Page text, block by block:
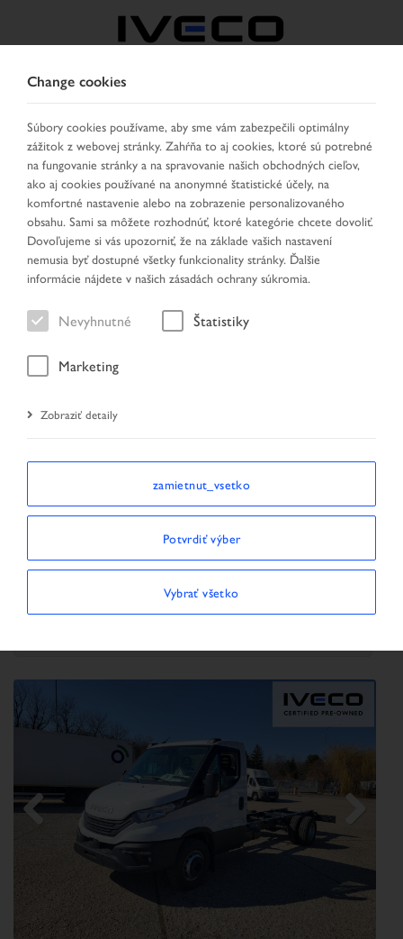
CZECH REPUBLIC /
SLOVAKIA
VYBRAŤ KRAJINU ZMENIŤ JAZYK
Toggle
navigation
MENU
Výsledok hľadania
Úvodná stránka
TRIEDIŤ PODĽA
ZOBRAZUJÚ SA 20 VOZIDLÁ
Next
Change cookies
Súbory cookies používame, aby sme vám zabezpečili optimálny
zážitok z webovej stránky. Zahŕňa to aj cookies, ktoré sú potrebné
na fungovanie stránky a na spravovanie našich obchodných cieľov,
ako aj cookies používané na anonymné štatistické účely, na
komfortné nastavenie alebo na zobrazenie personalizovaného
obsahu. Sami sa môžete rozhodnúť, ktoré kategórie chcete dovoliť.
Dovoľujeme si vás upozorniť, že na základe vašich nastavení
nemusia byť dostupné všetky funkcionality stránky. Ďalšie
informácie nájdete v našich zásadách ochrany súkromia.
Nevyhnutné Štatistiky
Marketing
Zobraziť detaily
zamietnut_vsetko
Potvrdiť výber
Vybrať všetko